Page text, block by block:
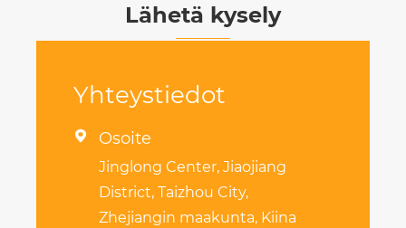
Lähetä kysely
Yhteystiedot
 Osoite
Jinglong Center, Jiaojiang
District, Taizhou City,
Zhejiangin maakunta, Kiina